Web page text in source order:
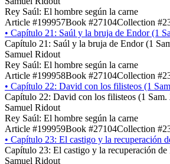
Rey Saúl: El hombre según la carne
Article #199957Book #27104Collection
• Capítulo 21: Saúl y la bruja de Endor (1
Capítulo 21: Saúl y la bruja de Endor (1
Samuel Ridout
Rey Saúl: El hombre según la carne
Article #199958Book #27104Collection
• Capítulo 22: David con los filisteos (1
Capítulo 22: David con los filisteos (1 Sam.
Samuel Ridout
Rey Saúl: El hombre según la carne
Article #199959Book #27104Collection
• Capítulo 23: El castigo y la recuperación
Capítulo 23: El castigo y la recuperación
Samuel Ridout